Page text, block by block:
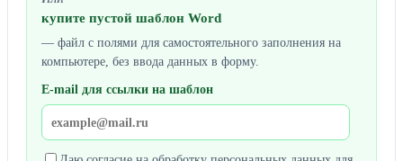
купите пустой шаблон Word
— файл с полями для самостоятельного заполнения на
компьютере, без ввода данных в форму.
E-mail для ссылки на шаблон